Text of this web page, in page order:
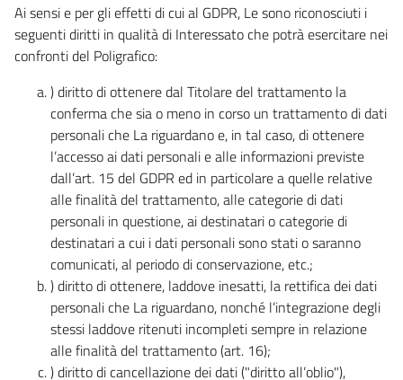
Ai sensi e per gli effetti di cui al GDPR, Le sono riconosciuti i
seguenti diritti in qualità di Interessato che potrà esercitare nei
confronti del Poligrafico:
) diritto di ottenere dal Titolare del trattamento la
conferma che sia o meno in corso un trattamento di dati
personali che La riguardano e, in tal caso, di ottenere
l’accesso ai dati personali e alle informazioni previste
dall’art. 15 del GDPR ed in particolare a quelle relative
alle finalità del trattamento, alle categorie di dati
personali in questione, ai destinatari o categorie di
destinatari a cui i dati personali sono stati o saranno
comunicati, al periodo di conservazione, etc.;
) diritto di ottenere, laddove inesatti, la rettifica dei dati
personali che La riguardano, nonché l’integrazione degli
stessi laddove ritenuti incompleti sempre in relazione
alle finalità del trattamento (art. 16);
) diritto di cancellazione dei dati ("diritto all’oblio"),